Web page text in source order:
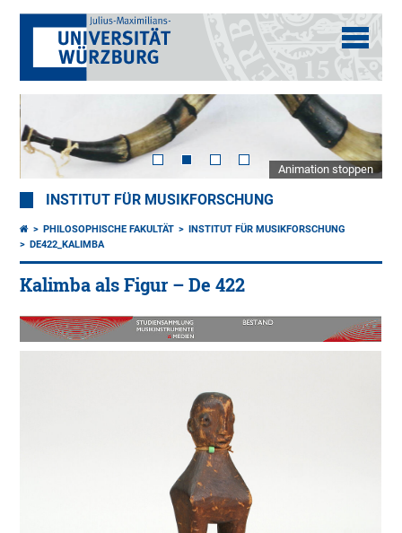
Animation stoppen
INSTITUT FÜR MUSIKFORSCHUNG
PHILOSOPHISCHE FAKULTÄT
INSTITUT FÜR MUSIKFORSCHUNG
DE422_KALIMBA
Kalimba als Figur – De 422